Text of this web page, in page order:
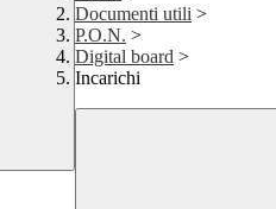
Documenti utili >
P.O.N. >
Digital board >
Incarichi